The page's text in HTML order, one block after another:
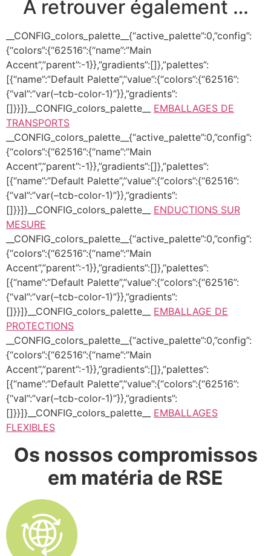
À retrouver également …
__CONFIG_colors_palette__{“active_palette”:0,”config”:
{“colors”:{“62516”:{“name”:”Main
Accent”,”parent”:-1}},”gradients”:[]},”palettes”:
[{“name”:”Default Palette”,”value”:{“colors”:{“62516”:
{“val”:”var(–tcb-color-1)”}},”gradients”:
[]}}]}__CONFIG_colors_palette__ EMBALLAGES DE
TRANSPORTS
__CONFIG_colors_palette__{“active_palette”:0,”config”:
{“colors”:{“62516”:{“name”:”Main
Accent”,”parent”:-1}},”gradients”:[]},”palettes”:
[{“name”:”Default Palette”,”value”:{“colors”:{“62516”:
{“val”:”var(–tcb-color-1)”}},”gradients”:
[]}}]}__CONFIG_colors_palette__ ENDUCTIONS SUR
MESURE
__CONFIG_colors_palette__{“active_palette”:0,”config”:
{“colors”:{“62516”:{“name”:”Main
Accent”,”parent”:-1}},”gradients”:[]},”palettes”:
[{“name”:”Default Palette”,”value”:{“colors”:{“62516”:
{“val”:”var(–tcb-color-1)”}},”gradients”:
[]}}]}__CONFIG_colors_palette__ EMBALLAGE DE
PROTECTIONS
__CONFIG_colors_palette__{“active_palette”:0,”config”:
{“colors”:{“62516”:{“name”:”Main
Accent”,”parent”:-1}},”gradients”:[]},”palettes”:
[{“name”:”Default Palette”,”value”:{“colors”:{“62516”:
{“val”:”var(–tcb-color-1)”}},”gradients”:
[]}}]}__CONFIG_colors_palette__ EMBALLAGES
FLEXIBLES
Os nossos compromissos
em matéria de RSE